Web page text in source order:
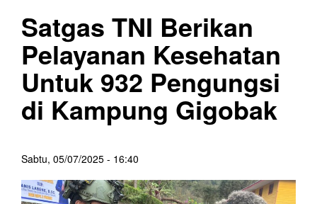
Satgas TNI Berikan
Pelayanan Kesehatan
Untuk 932 Pengungsi
di Kampung Gigobak
Sabtu, 05/07/2025 - 16:40